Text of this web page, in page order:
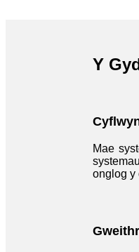
Y
Mae
onglog y